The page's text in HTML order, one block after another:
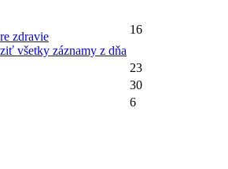
zdravie
všetky záznamy z dňa
16
23
30
6